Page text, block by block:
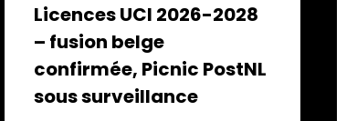
Licences UCI 2026-2028
– fusion belge
confirmée, Picnic PostNL
sous surveillance